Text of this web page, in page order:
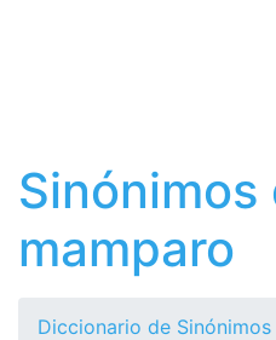
Sinónimos
mamparo
Diccionario de Sinónimos